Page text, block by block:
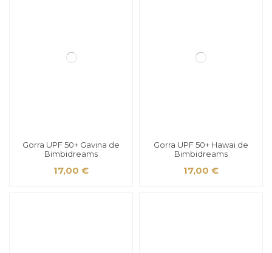
Gorra UPF 50+ Gavina de
Bimbidreams
17,00 €
Gorra UPF 50+ Hawai de
Bimbidreams
17,00 €